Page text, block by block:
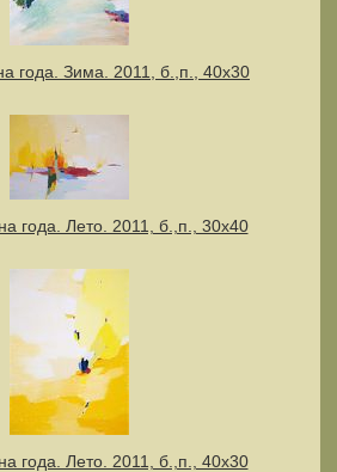
года. Зима. 2011, б.,п., 40х30
года. Лето. 2011, б.,п., 30х40
года. Лето. 2011, б.,п., 40х30